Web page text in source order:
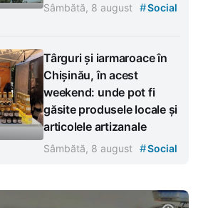
Sâmbătă, 8 august #Social
Târguri și iarmaroace în
Chișinău, în acest
weekend: unde pot fi
găsite produsele locale și
articolele artizanale
Sâmbătă, 8 august #Social